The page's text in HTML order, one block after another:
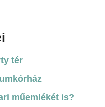
tér
műemlékét is?